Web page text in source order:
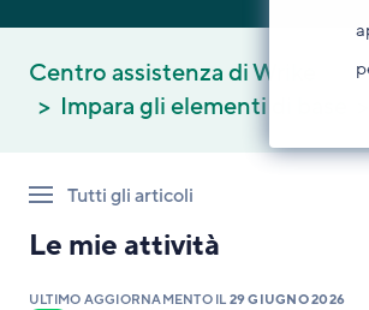
Centro assistenza di Wrike
Impara gli elementi di base
Tutti gli articoli
Le mie attività
ULTIMO AGGIORNAMENTO IL 29 GIUGNO 2026